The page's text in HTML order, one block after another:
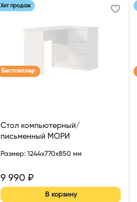
Хит продаж
Бестселлер
Стол компьютерный/
письменный МОРИ
Размер: 1244x770x850 мм
9 990 ₽
В корзину